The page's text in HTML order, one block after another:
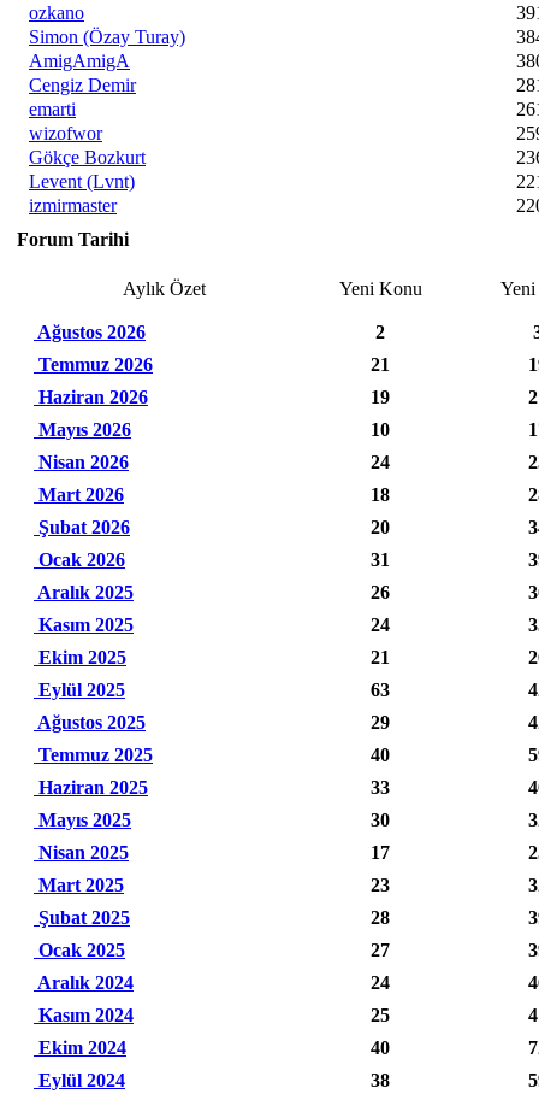
ozkano
Simon (Özay Turay)
AmigAmigA
Cengiz Demir
emarti
wizofwor
Gökçe Bozkurt
Levent (Lvnt)
izmirmaster
Forum Tarihi
Aylık Özet Yeni Konu Yeni
Ağustos 2026 2
Temmuz 2026
21
Haziran 2026
19
Mayıs 2026
10
Nisan 2026
24
Mart 2026
18
Şubat 2026
20
Ocak 2026
31
Aralık 2025
26
Kasım 2025
24
Ekim 2025
21
Eylül 2025
63
Ağustos 2025
29
Temmuz 2025
40
Haziran 2025
33
Mayıs 2025
30
Nisan 2025
17
Mart 2025
23
Şubat 2025
28
Ocak 2025
27
Aralık 2024
24
Kasım 2024
25
Ekim 2024
40
Eylül 2024
38